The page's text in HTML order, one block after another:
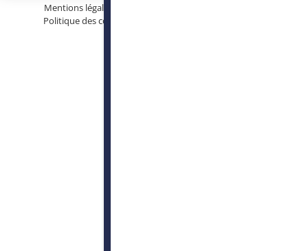
Mentions légales
Politique des cookies